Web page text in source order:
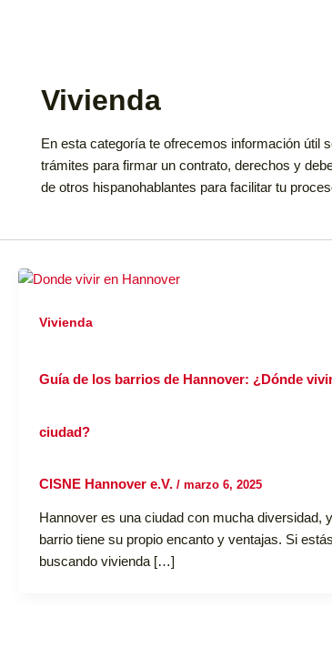
Vivienda
En esta categoría te ofrecemos información útil
trámites para firmar un contrato, derechos y
de otros hispanohablantes para facilitar tu
Vivienda
Guía de los barrios de Hannover: ¿Dónde
ciudad?
CISNE Hannover e.V. / marzo 6, 2025
Hannover es una ciudad con mucha diversidad,
barrio tiene su propio encanto y ventajas. Si estás
buscando vivienda […]